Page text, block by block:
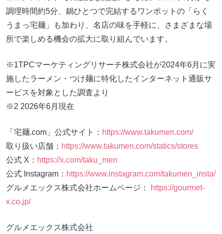
調理時間約5分、鍋ひとつで完結するワンポットの「らく
うまっ宅麺」も加わり、名店の味を手軽に、さまざまな場
所で楽しめる機会の拡大に取り組んでいます。
※1TPCマーケティングリサーチ株式会社が2024年6月に実
施したラーメン・つけ麺に特化したインターネット通販サ
ービスを対象とした調査より
※2 2026年6月現在
「宅麺.com」公式サイト： https://www.takumen.com/
取り扱い店舗： https://www.takumen.com/statics/stores
公式 X： https://x.com/taku_men
公式 Instagram： https://www.instagram.com/takumen_insta/
グルメエックス株式会社ホームページ：
https://gourmet-
x.co.jp/
グルメエックス株式会社